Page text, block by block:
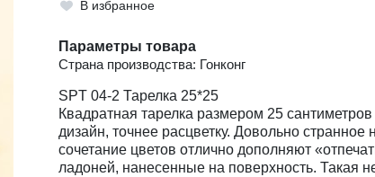
В избранное
Параметры товара
Страна производства: Гонконг
SPT 04-2 Тарелка 25*25
Квадратная тарелка размером 25
дизайн, точнее расцветку. Довольно странное
сочетание цветов отлично дополняют
ладоней, нанесенные на поверхность. Такая